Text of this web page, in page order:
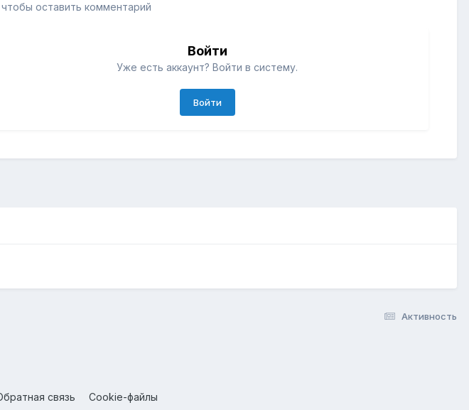
оставить комментарий
Войти
Уже есть аккаунт? Войти в систему.
Войти
Активность
связь Cookie-файлы